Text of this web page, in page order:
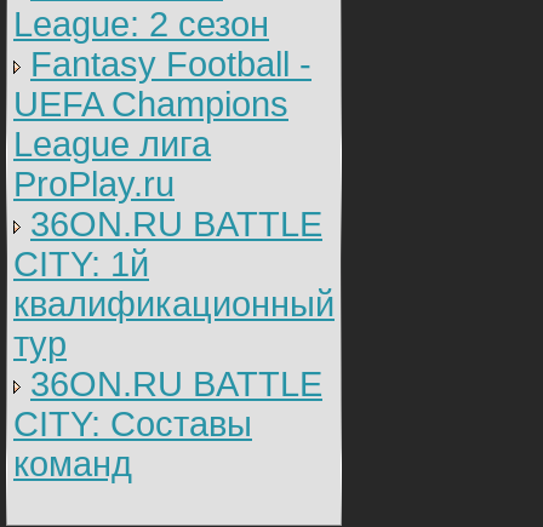
League: 2 cезон
Fantasy Football -
UEFA Champions
League лига
ProPlay.ru
36ON.RU BATTLE
CITY: 1й
квалификационный
тур
36ON.RU BATTLE
CITY: Составы
команд